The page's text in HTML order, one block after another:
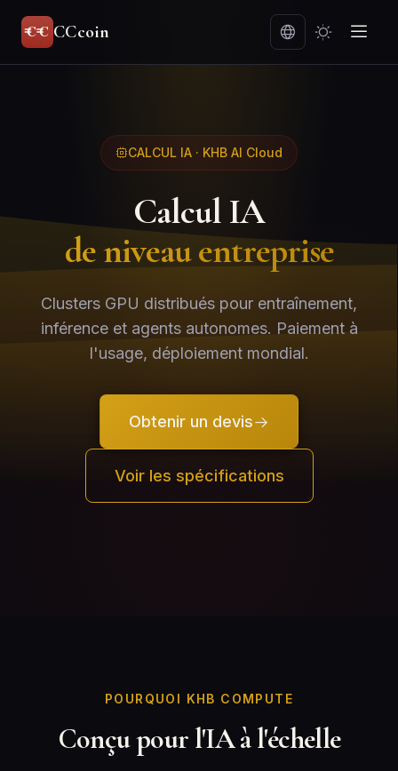
CCcoin
CALCUL IA · KHB AI Cloud
Calcul IA
de niveau entreprise
Clusters GPU distribués pour entraînement,
inférence et agents autonomes. Paiement à
l'usage, déploiement mondial.
Obtenir un devis
Voir les spécifications
POURQUOI KHB COMPUTE
Conçu pour l'IA à l'échelle